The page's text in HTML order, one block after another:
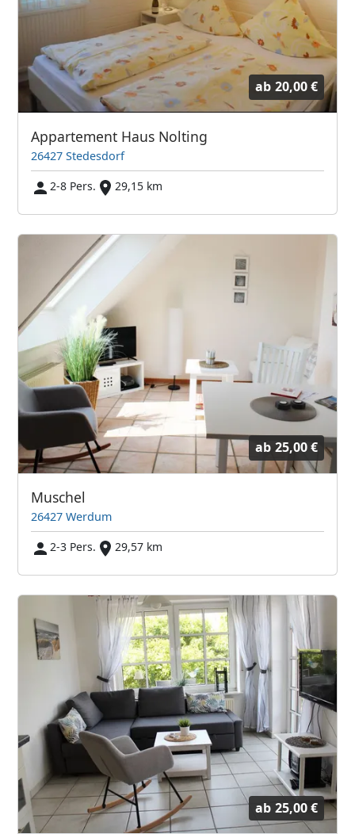
ab 20,00 €
Appartement Haus Nolting
26427 Stedesdorf
2-8 Pers.
29,15 km
ab 25,00 €
Muschel
26427 Werdum
2-3 Pers.
29,57 km
ab 25,00 €